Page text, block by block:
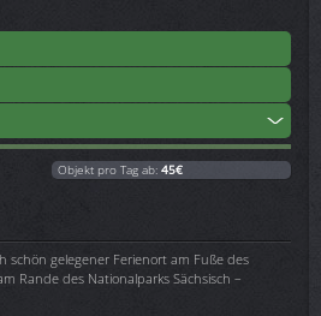
Objekt pro Tag ab: 45€
schön gelegener Ferienort am Fuße des
Rande des Nationalparks Sächsisch –